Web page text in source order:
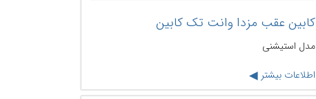
کابین عقب مزدا وانت تک کابین
مدل استیشنی
اطلاعات بیشتر